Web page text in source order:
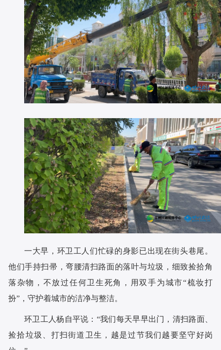
一大早，环卫工人们忙碌的身影已出现在街头巷尾。
他们手持扫帚，弯腰清扫路面的落叶与垃圾，细致捡拾角
落杂物，不放过任何卫生死角，用双手为城市“梳妆打
扮”，守护着城市的洁净与整洁。
环卫工人杨自平说：“我们每天早早出门，清扫路面、
捡拾垃圾、打扫街道卫生，越是过节我们越要坚守好岗